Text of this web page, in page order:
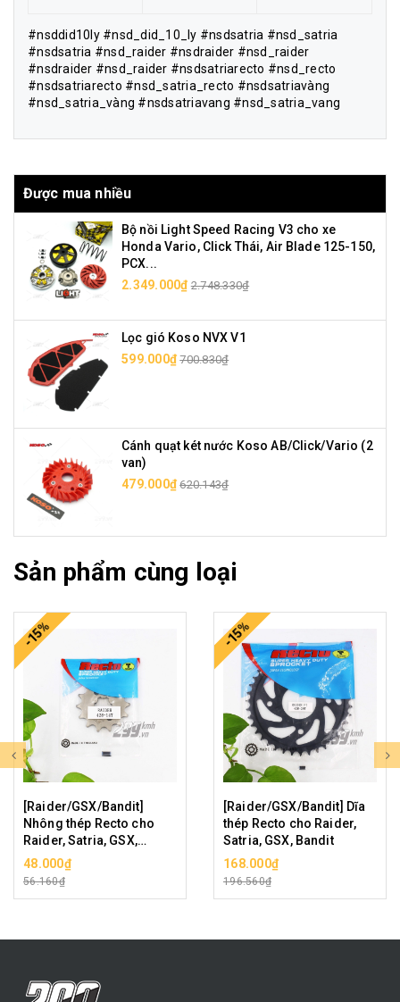
#nsddid10ly #nsd_did_10_ly #nsdsatria #nsd_satria
#nsdsatria #nsd_raider #nsdraider #nsd_raider
#nsdraider #nsd_raider #nsdsatriarecto #nsd_recto
#nsdsatriarecto #nsd_satria_recto #nsdsatriavàng
#nsd_satria_vàng #nsdsatriavang #nsd_satria_vang
Được mua nhiều
Bộ nồi Light Speed Racing V3 cho xe
Honda Vario, Click Thái, Air Blade 125-150,
PCX...
2.349.000₫ 2.748.330₫
Lọc gió Koso NVX V1
599.000₫ 700.830₫
Cánh quạt két nước Koso AB/Click/Vario (2
van)
479.000₫ 620.143₫
Sản phẩm cùng loại
-15%
[Raider/GSX/Bandit]
Nhông thép Recto cho
Raider, Satria, GSX,
Bandit
48.000₫
56.160₫
-15%
[Raider/GSX/Bandit] Dĩa
thép Recto cho Raider,
Satria, GSX, Bandit
168.000₫
196.560₫